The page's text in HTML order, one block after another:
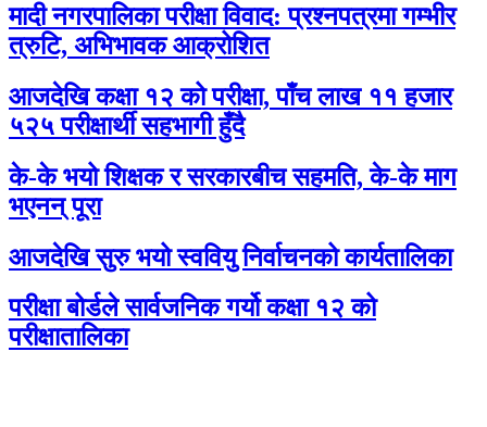
मादी नगरपालिका परीक्षा विवाद: प्रश्नपत्रमा गम्भीर
त्रुटि, अभिभावक आक्रोशित
आजदेखि कक्षा १२ को परीक्षा, पाँच लाख ११ हजार
५२५ परीक्षार्थी सहभागी हुँदै
के-के भयो शिक्षक र सरकारबीच सहमति, के-के माग
भएनन् पूरा
आजदेखि सुरु भयो स्ववियु निर्वाचनको कार्यतालिका
परीक्षा बोर्डले सार्वजनिक गर्यो कक्षा १२ को
परीक्षातालिका